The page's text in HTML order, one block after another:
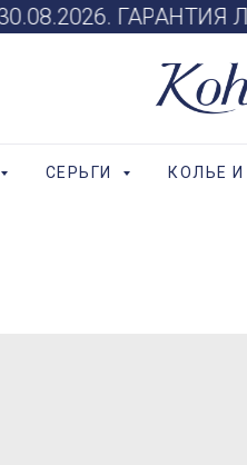
ГАРАНТИЯ
СЕРЬГИ КОЛЬЕ